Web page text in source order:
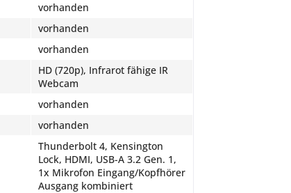
vorhanden
vorhanden
vorhanden
HD (720p), Infrarot fähige IR
Webcam
vorhanden
vorhanden
Thunderbolt 4, Kensington
Lock, HDMI, USB-A 3.2 Gen. 1,
1x Mikrofon Eingang/Kopfhörer
Ausgang kombiniert